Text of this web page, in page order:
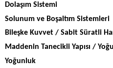
Dolaşım Sistemi
Solunum ve Boşaltım Sistemleri
Bileşke Kuvvet / Sabit Süratli
Maddenin Tanecikli Yapısı /
Yoğunluk